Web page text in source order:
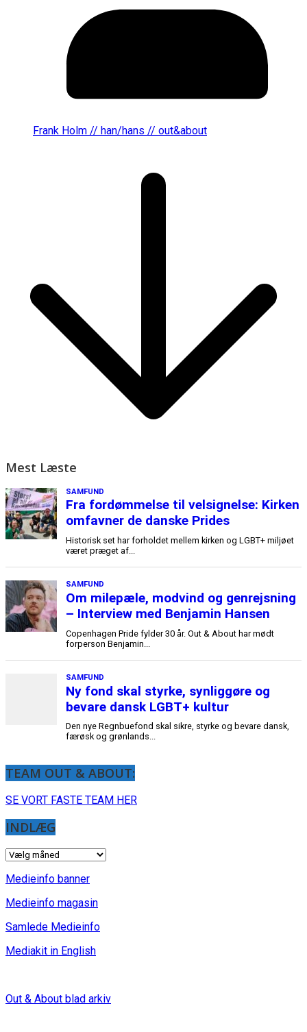
Frank Holm // han/hans // out&about
Mest Læste
TEAM OUT & ABOUT:
SE VORT FASTE TEAM HER
INDLÆG
INDLÆG
Medieinfo banner
Medieinfo magasin
Samlede Medieinfo
Mediakit in English
Out & About blad arkiv